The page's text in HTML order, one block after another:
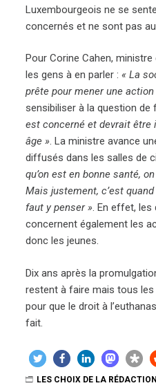
Luxembourgeois ne se
concernés et ne sont pas
Pour Corine Cahen,
les gens à en parler : « La
prête pour mener une
sensibiliser à la question de
est concerné et devrait être
âge ». La ministre avance
diffusés dans les salles de
qu’on est en bonne santé,
Mais justement, c’est
faut y penser ». En effet, les
concernent également les
donc les jeunes.
Dix ans après la
restent à faire mais tous
pour que le droit à
fait.
LES CHOIX DE LA RÉDACTION